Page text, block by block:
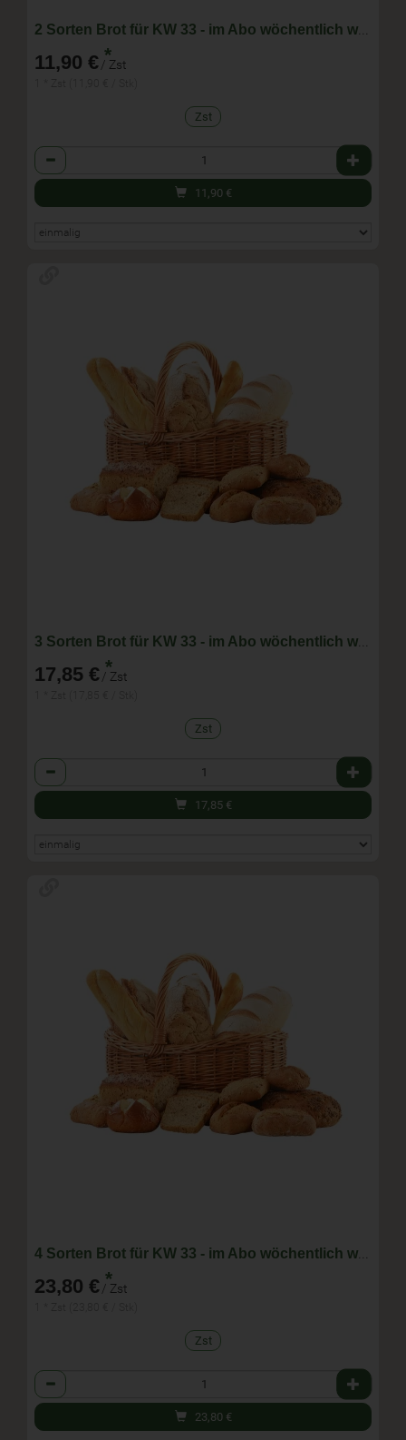
11,90 € *
/ Zst
Zst
Anzahl
11,90 €
17,85 € *
/ Zst
Zst
Anzahl
17,85 €
23,80 € *
/ Zst
Zst
Anzahl
23,80 €